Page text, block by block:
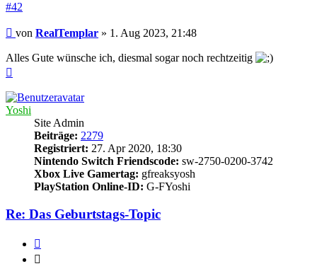
#42
Beitrag
von RealTemplar » 1. Aug 2023, 21:48
Alles Gute wünsche ich, diesmal sogar noch rechtzeitig
Yoshi
Site Admin
Beiträge: 2279
Registriert: 27. Apr 2020, 18:30
Nintendo Switch Friendscode: sw-2750-0200-3742
Xbox Live Gamertag: gfreaksyosh
PlayStation Online-ID: G-FYoshi
Re: Das Geburtstags-Topic